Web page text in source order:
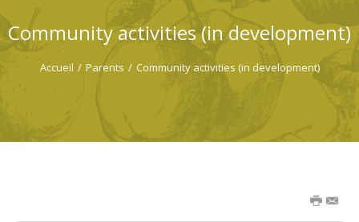
Community activities (in development)
Accueil / Parents / Community activities (in development)